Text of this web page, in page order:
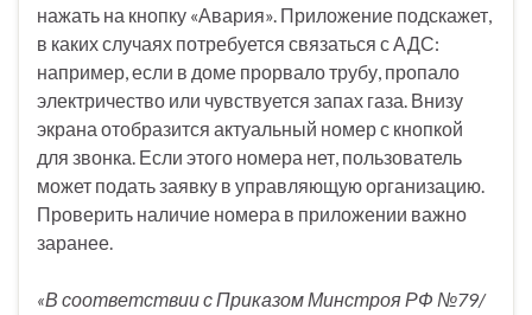
нажать на кнопку «Авария». Приложение подскажет,
в каких случаях потребуется связаться с АДС:
например, если в доме прорвало трубу, пропало
электричество или чувствуется запах газа. Внизу
экрана отобразится актуальный номер с кнопкой
для звонка. Если этого номера нет, пользователь
может подать заявку в управляющую организацию.
Проверить наличие номера в приложении важно
заранее.
«В соответствии с Приказом Минстроя РФ №79/